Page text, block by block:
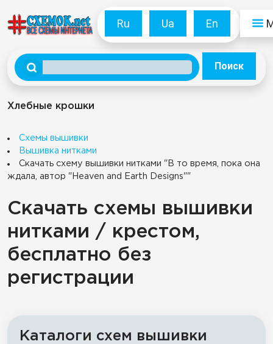
Ru Ua En
Поиск
Хлебные крошки
Схемы вышивки
Вышивка нитками
Скачать схему вышивки нитками "В то время, пока она
ждала, автор "Heaven and Earth Designs""
Скачать схемы вышивки
нитками / крестом,
бесплатно без
регистрации
Каталоги схем вышивки